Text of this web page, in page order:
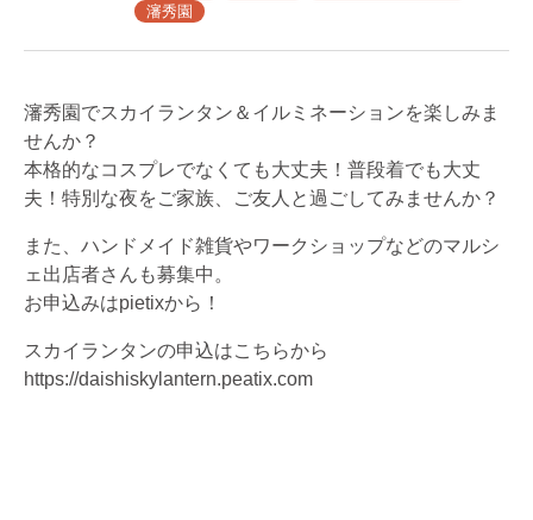
瀋秀園
瀋秀園でスカイランタン＆イルミネーションを楽しみま
せんか？
本格的なコスプレでなくても大丈夫！普段着でも大丈
夫！特別な夜をご家族、ご友人と過ごしてみませんか？
また、ハンドメイド雑貨やワークショップなどのマルシ
ェ出店者さんも募集中。
お申込みはpietixから！
スカイランタンの申込はこちらから
https://daishiskylantern.peatix.com